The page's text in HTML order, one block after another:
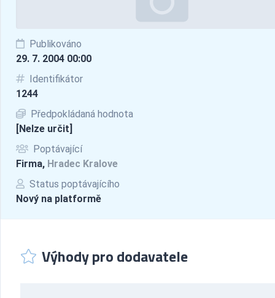
Publikováno
29. 7. 2004 00:00
Identifikátor
1244
Předpokládaná hodnota
[Nelze určit]
Poptávající
Firma, Hradec Kralove
Status poptávajícího
Nový na platformě
Výhody pro dodavatele